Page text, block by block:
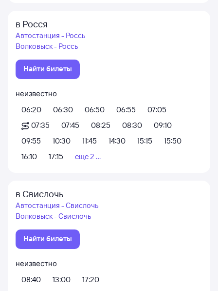
в Росся
Автостанция - Россь
Волковыск - Россь
Найти билеты
неизвестно
06:20
06:30 06:50 06:55
07:05
07:35
07:45 08:25 08:30
09:10
09:55
10:30 11:45 14:30 15:15
15:50
16:10
17:15 еще 2 ...
в Свислочь
Автостанция - Свислочь
Волковыск - Свислочь
Найти билеты
неизвестно
08:40
13:00 17:20